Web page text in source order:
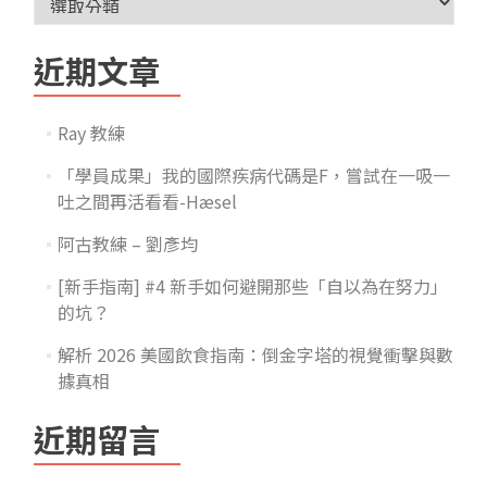
近期文章
Ray 教練
「學員成果」我的國際疾病代碼是F，嘗試在一吸一
吐之間再活看看-Hæsel
阿古教練 – 劉彥均
[新手指南] #4 新手如何避開那些「自以為在努力」
的坑？
解析 2026 美國飲食指南：倒金字塔的視覺衝擊與數
據真相
近期留言